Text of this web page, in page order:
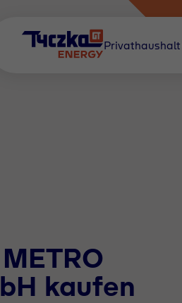
Privathaushalt
kaufen